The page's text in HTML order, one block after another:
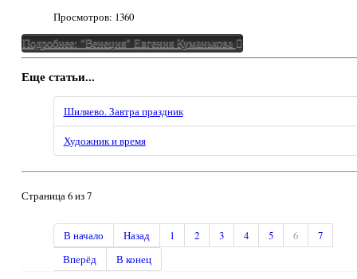
Просмотров: 1360
Подробнее: "Венеция" Евгения Куманькова
Еще статьи...
Шиляево. Завтра праздник
Художник и время
Страница 6 из 7
В начало Назад 1 2 3 4 5 6
7
Вперёд
В конец